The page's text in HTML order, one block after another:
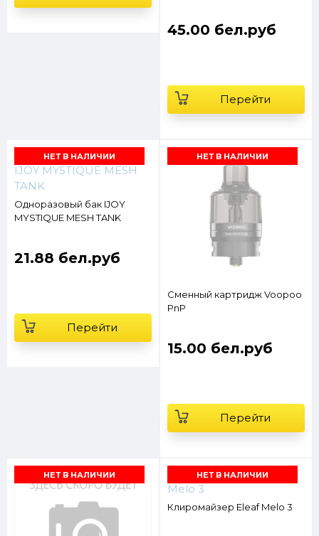
45.00 бел.руб
Перейти
НЕТ В НАЛИЧИИ
Одноразовый бак IJOY
MYSTIQUE MESH TANK
21.88 бел.руб
Перейти
НЕТ В НАЛИЧИИ
Сменный картридж Voopoo
PnP
15.00 бел.руб
Перейти
НЕТ В НАЛИЧИИ НЕТ В НАЛИЧИИ
Клиромайзер Eleaf Melo 3